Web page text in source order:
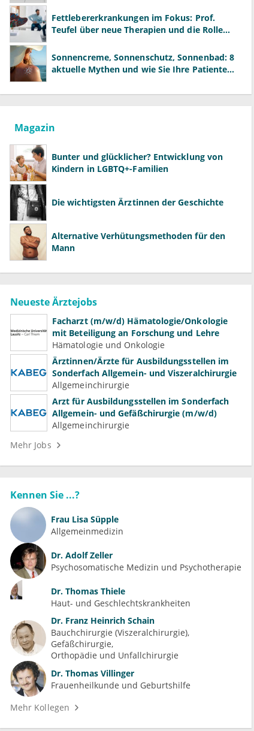
Fettlebererkrankungen im Fokus: Prof.
Teufel über neue Therapien und die Rolle
Sonnencreme, Sonnenschutz, Sonnenbad: 8
aktuelle Mythen und wie Sie Ihre Patienten
Magazin
Bunter und glücklicher? Entwicklung von
Kindern in LGBTQ+-Familien
Die wichtigsten Ärztinnen der Geschichte
Alternative Verhütungsmethoden für den
Mann
Neueste Ärztejobs
Facharzt (m/w/d) Hämatologie/Onkologie
mit Beteiligung an Forschung und Lehre
Hämatologie und Onkologie
Ärztinnen/Ärzte für Ausbildungsstellen im
Sonderfach Allgemein- und Viszeralchirurgie
Allgemeinchirurgie
Arzt für Ausbildungsstellen im Sonderfach
Allgemein- und Gefäßchirurgie (m/w/d)
Allgemeinchirurgie
Mehr Jobs
Kennen Sie ...?
Frau Lisa Süpple
Allgemeinmedizin
Dr. Adolf Zeller
Psychosomatische Medizin und Psychotherapie
Dr. Thomas Thiele
Haut- und Geschlechtskrankheiten
Dr. Franz Heinrich Schain
Bauchchirurgie (Viszeralchirurgie)
Gefäßchirurgie
Orthopädie und Unfallchirurgie
Dr. Thomas Villinger
Frauenheilkunde und Geburtshilfe
Mehr Kollegen